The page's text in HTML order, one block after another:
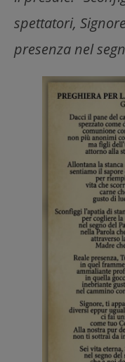
spettatori,
presenza nel